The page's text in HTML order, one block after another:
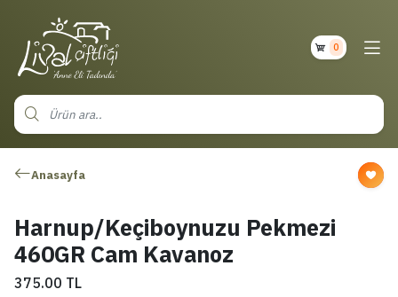
0
Anasayfa
Harnup/Keçiboynuzu Pekmezi
460GR Cam Kavanoz
375.00 TL